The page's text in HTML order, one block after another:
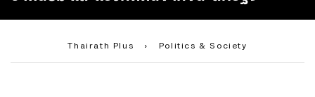
Thairath Plus › Politics & Society